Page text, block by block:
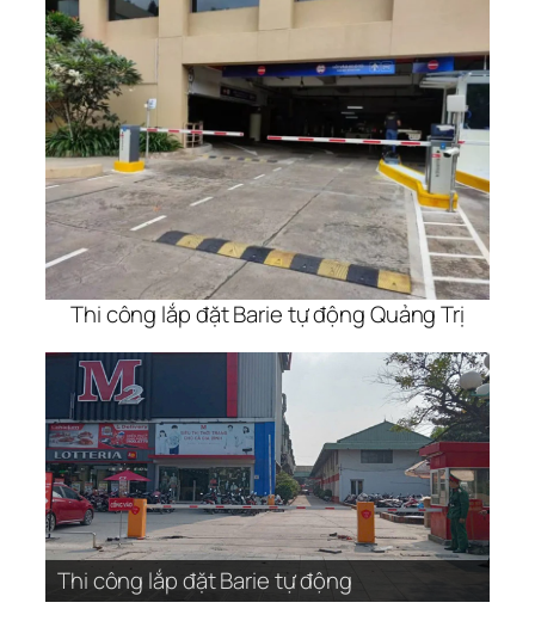
Thi công lắp đặt Barie tự động Quảng Trị
Thi công lắp đặt Barie tự động